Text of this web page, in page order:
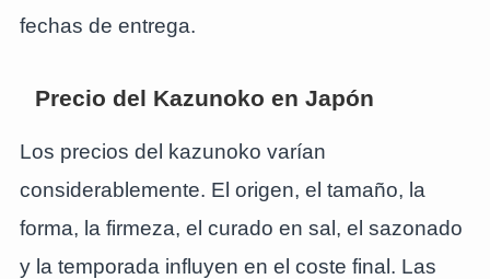
fechas de entrega.
Precio del Kazunoko en Japón
Los precios del kazunoko varían
considerablemente. El origen, el tamaño, la
forma, la firmeza, el curado en sal, el sazonado
y la temporada influyen en el coste final. Las